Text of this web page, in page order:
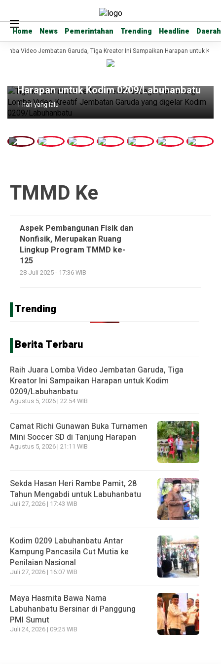
Home News Pemerintahan Trending Headline Daerah
Home News Pemerintahan Trending Headline Daerah
Video Jembatan Garuda, Tiga Kreator Ini Sampaikan Harapan untuk
Headline
Raih Juara Lomba Video Jembatan
Harapan untuk Kodim 0209/Labuhanbatu
1 hari yang lalu
TMMD Ke
Aspek Pembangunan Fisik dan
Nonfisik, Merupakan Ruang
Lingkup Program TMMD ke-
125
28 Juli 2025 - 17:36 WIB
Trending
Berita Terbaru
Raih Juara Lomba Video Jembatan Garuda, Tiga
Kreator Ini Sampaikan Harapan untuk Kodim
0209/Labuhanbatu
Agustus 5, 2026 | 22:54 WIB
Camat Richi Gunawan Buka Turnamen
Mini Soccer SD di Tanjung Harapan
Agustus 5, 2026 | 21:11 WIB
Sekda Hasan Heri Rambe Pamit, 28
Tahun Mengabdi untuk Labuhanbatu
Juli 27, 2026 | 17:43 WIB
Kodim 0209 Labuhanbatu Antar
Kampung Pancasila Cut Mutia ke
Penilaian Nasional
Juli 27, 2026 | 16:07 WIB
Maya Hasmita Bawa Nama
Labuhanbatu Bersinar di Panggung
PMI Sumut
Juli 24, 2026 | 09:25 WIB